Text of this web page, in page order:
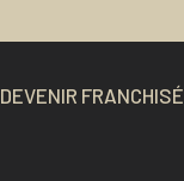
DEVENIR FRANCHISÉ